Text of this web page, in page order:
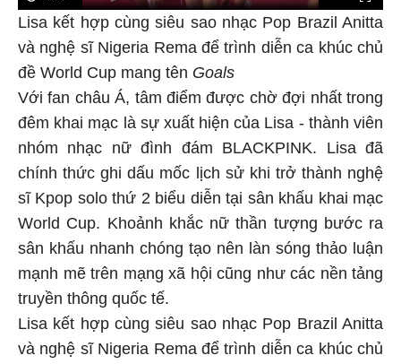
Lisa kết hợp cùng siêu sao nhạc Pop Brazil Anitta
và nghệ sĩ Nigeria Rema để trình diễn ca khúc chủ
đề World Cup mang tên Goals
Với fan châu Á, tâm điểm được chờ đợi nhất trong
đêm khai mạc là sự xuất hiện của Lisa - thành viên
nhóm nhạc nữ đình đám BLACKPINK. Lisa đã
chính thức ghi dấu mốc lịch sử khi trở thành nghệ
sĩ Kpop solo thứ 2 biểu diễn tại sân khấu khai mạc
World Cup. Khoảnh khắc nữ thần tượng bước ra
sân khấu nhanh chóng tạo nên làn sóng thảo luận
mạnh mẽ trên mạng xã hội cũng như các nền tảng
truyền thông quốc tế.
Lisa kết hợp cùng siêu sao nhạc Pop Brazil Anitta
và nghệ sĩ Nigeria Rema để trình diễn ca khúc chủ